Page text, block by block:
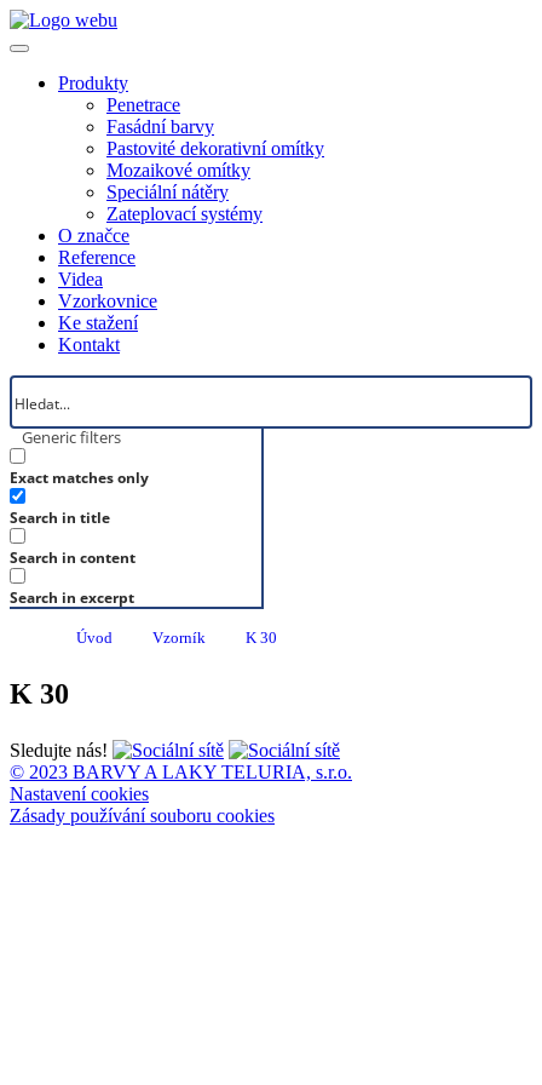
Produkty
Penetrace
Fasádní barvy
Pastovité dekorativní omítky
Mozaikové omítky
Speciální nátěry
Zateplovací systémy
O značce
Reference
Videa
Vzorkovnice
Ke stažení
Kontakt
Generic filters
Exact matches only
Search in title
Search in content
Search in excerpt
Úvod Vzorník K 30
K 30
Sledujte nás!
© 2023 BARVY A LAKY TELURIA, s.r.o.
Nastavení cookies
Zásady používání souboru cookies